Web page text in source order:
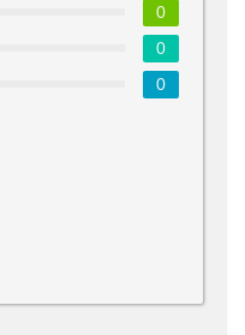
0
0
0